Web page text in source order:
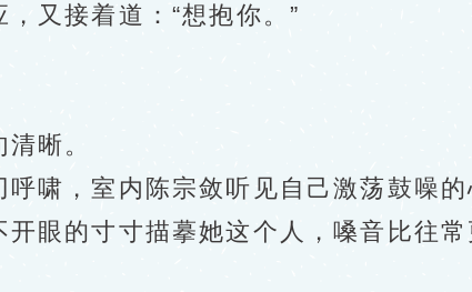
又接着道：“想抱你。”
晰。
，室内陈宗敛听见自己激荡鼓噪的
的寸寸描摹她这个人，嗓音比往常